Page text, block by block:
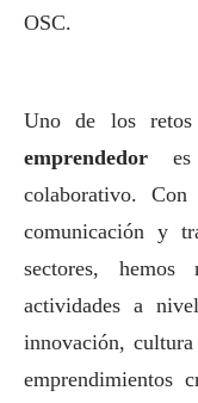
OSC.
Uno de los retos
emprendedor es
colaborativo.
comunicación y
sectores, hemos
actividades a
innovación,
emprendimientos